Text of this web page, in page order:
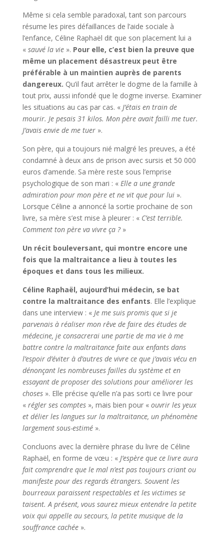
Même si cela semble paradoxal, tant son parcours
résume les pires défaillances de l’aide sociale à
l’enfance, Céline Raphaël dit que son placement lui a
« sauvé la vie ». Pour elle, c’est bien la preuve que
même un placement désastreux peut être
préférable à un maintien auprès de parents
dangereux. Qu’il faut arrêter le dogme de la famille à
tout prix, aussi infondé que le dogme inverse. Examiner
les situations au cas par cas. « J’étais en train de
mourir. Je pesais 31 kilos. Mon père avait failli me tuer.
J’avais envie de me tuer».
Son père, qui a toujours nié malgré les preuves, a été
condamné à deux ans de prison avec sursis et 50 000
euros d’amende. Sa mère reste sous l’emprise
psychologique de son mari : « Elle a une grande
admiration pour mon père et ne vit que pour lui».
Lorsque Céline a annoncé la sortie prochaine de son
livre, sa mère s’est mise à pleurer : « C’est terrible.
Comment ton père va vivre ça ?»
Un récit bouleversant, qui montre encore une
fois que la maltraitance a lieu à toutes les
époques et dans tous les milieux.
Céline Raphaël, aujourd’hui médecin, se bat
contre la maltraitance des enfants. Elle l’explique
dans une interview : « Je me suis promis que si je
parvenais à réaliser mon rêve de faire des études de
médecine, je consacrerai une partie de ma vie à me
battre contre la maltraitance faite aux enfants dans
l’espoir d’éviter à d’autres de vivre ce que j’avais vécu en
dénonçant les nombreuses failles du système et en
essayant de proposer des solutions pour améliorer les
choses». Elle précise qu’elle n’a pas sorti ce livre pour
« régler ses comptes», mais bien pour « ouvrir les yeux
et délier les langues sur la maltraitance, un phénomène
largement sous-estimé ».
Concluons avec la dernière phrase du livre de Céline
Raphaël, en forme de vœu : « J’espère que ce livre aura
fait comprendre que le mal n’est pas toujours criant ou
manifeste pour des regards étrangers. Souvent les
bourreaux paraissent respectables et les victimes se
taisent. A présent, vous saurez mieux entendre la petite
voix qui appelle au secours, la petite musique de la
souffrance cachée».